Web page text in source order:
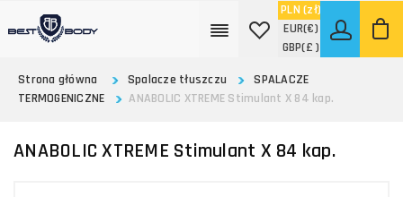
PLN (zł)
EUR(€)
GBP(£ )
Strona główna
Spalacze tłuszczu
SPALACZE
TERMOGENICZNE
ANABOLIC XTREME Stimulant X 84 kap.
ANABOLIC XTREME Stimulant X 84 kap.